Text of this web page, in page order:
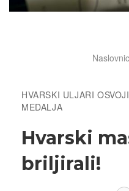
Breadcrumb
HVARSKI ULJARI
MEDALJA
Hvarski
briljirali!